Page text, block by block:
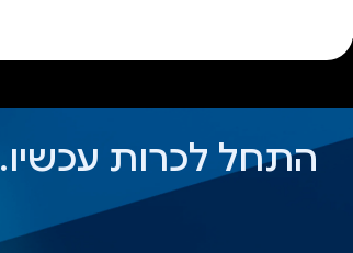
התחל לכרות עכשיו.